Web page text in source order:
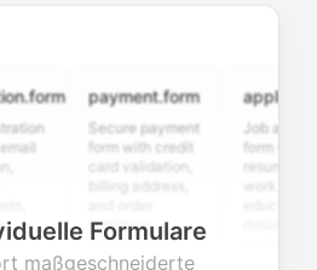
payment.form
Secure payment
form with credit
card validation,
summary
integration for
smooth e-
Job application
form with
resume upload,
Formulare
maßgeschneiderte